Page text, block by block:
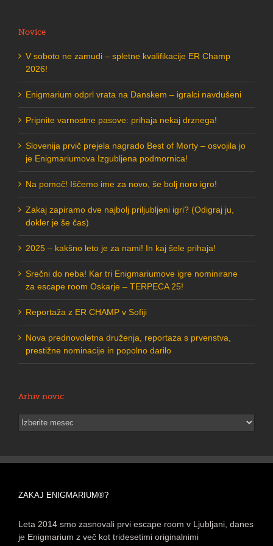
Novice
V soboto ne zamudi – spletne kvalifikacije ER Champ
2026!
Enigmarium odprl vrata na Danskem – igralci navdušeni
Pripnite varnostne pasove: prihaja nekaj drznega!
Slovenija prvič prejela nagrado Best of Morty – osvojila jo
je Enigmariumova Izgubljena podmornica!
Na pomoč! Iščemo ime za novo, še bolj noro igro!
Zakaj zapiramo dve najbolj priljubljeni igri? (Odigraj ju,
dokler je še čas)
2025 – kakšno leto je za nami! In kaj šele prihaja!
Srečni do neba! Kar tri Enigmariumove igre nominirane
za escape room Oskarje – TERPECA 25!
Reportaža z ER CHAMP v Sofiji
Nova prednovoletna druženja, reportaza s prvenstva,
prestižne nominacije in popolno darilo
Arhiv novic
Arhiv
novic
ZAKAJ ENIGMARIUM®?
Leta 2014 smo zasnovali prvi escape room v Ljubljani, danes
je Enigmarium z več kot tridesetimi originalnimi